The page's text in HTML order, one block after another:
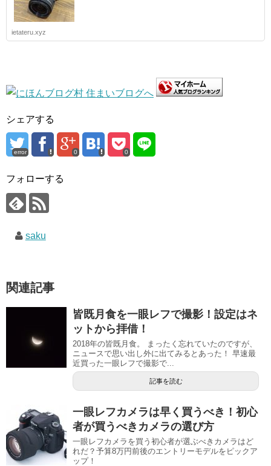
ietateru.xyz
シェアする
error 0 0
フォローする
saku
関連記事
皆既月食を一眼レフで撮影！設定はネ
ットから拝借！
2018年の皆既月食。 まったく忘れていたのですが、
ニュースで思い出し外に出てみるとあった！ 早速最
近買った一眼レフで撮影で...
記事を読む
一眼レフカメラは早く買うべき！初心
者が買うべきカメラの選び方
一眼レフカメラを買う初心者が選ぶべきカメラはど
れだ？予算8万円前後のエントリーモデルをピックア
ップ！